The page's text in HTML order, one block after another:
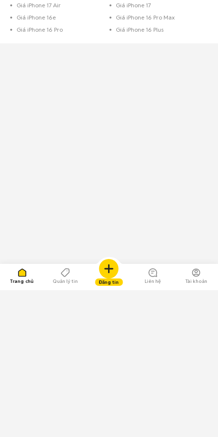
Trang chủ Quản lý tin Đăng tin Liên hệ Tài khoản
Giá iPhone 17 Air
Giá iPhone 17
Giá iPhone 16e
Giá iPhone 16 Pro Max
Giá iPhone 16 Pro
Giá iPhone 16 Plus